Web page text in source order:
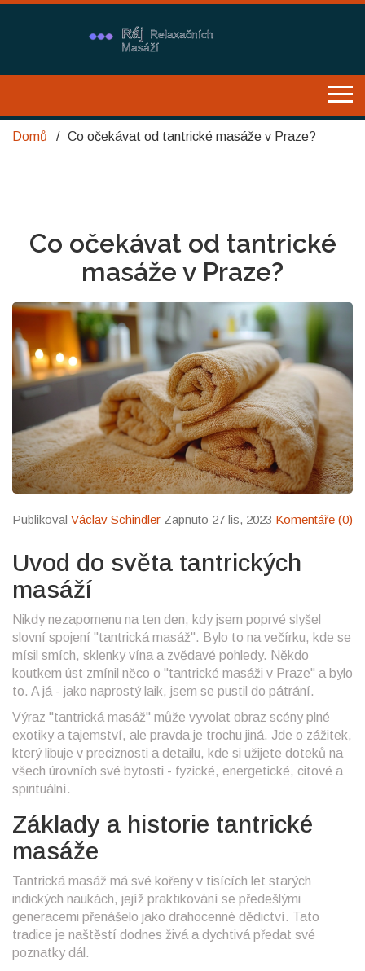
Domů Co očekávat od tantrické masáže v Praze?
Co očekávat od tantrické
masáže v Praze?
Publikoval Václav Schindler Zapnuto 27 lis, 2023 Komentáře (0)
Uvod do světa tantrických
masáží
Nikdy nezapomenu na ten den, kdy jsem poprvé slyšel
slovní spojení "tantrická masáž". Bylo to na večírku, kde se
mísil smích, sklenky vína a zvědavé pohledy. Někdo
koutkem úst zmínil něco o "tantrické masáži v Praze" a bylo
to. A já - jako naprostý laik, jsem se pustil do pátrání.
Výraz "tantrická masáž" může vyvolat obraz scény plné
exotiky a tajemství, ale pravda je trochu jiná. Jde o zážitek,
který libuje v preciznosti a detailu, kde si užijete doteků na
všech úrovních své bytosti - fyzické, energetické, citové a
spirituální.
Základy a historie tantrické
masáže
Tantrická masáž má své kořeny v tisících let starých
indických naukách, jejíž praktikování se předešlými
generacemi přenášelo jako drahocenné dědictví. Tato
tradice je naštěstí dodnes živá a dychtivá předat své
poznatky dál.